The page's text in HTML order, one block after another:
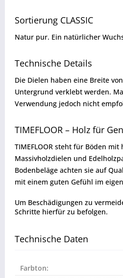
Sortierung CLASSIC
Natur pur. Ein natürlicher
Technische Details
Die Dielen haben eine Breite
Untergrund verklebt werden.
Verwendung jedoch nicht
TIMEFLOOR – Holz für
TIMEFLOOR steht für Böden
Massivholzdielen und
Bodenbeläge achten sie auf
mit einem guten Gefühl im
Um Beschädigungen zu
Schritte hierfür zu befolgen.
Technische Daten
Farbton: